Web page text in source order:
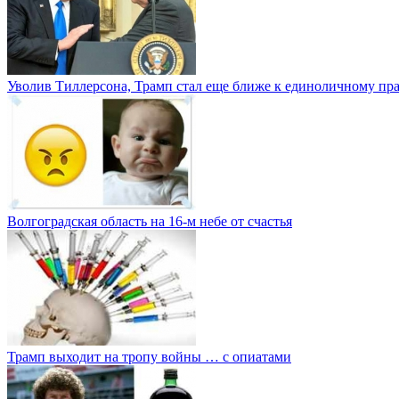
Уволив Тиллерсона, Трамп стал еще ближе к единоличному
Волгоградская область на 16-м небе от счастья
Трамп выходит на тропу войны … с опиатами